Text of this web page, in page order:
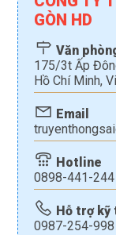
GÒN HD
Văn
175/3t Ấp
Hồ Chí Minh,
Email
Hotline
0898-441-244
Hỗ trợ kỹ
0987-254-998